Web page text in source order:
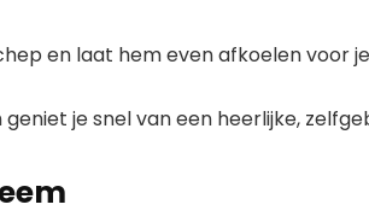
en laat hem even afkoelen voor
je snel van een heerlijke,